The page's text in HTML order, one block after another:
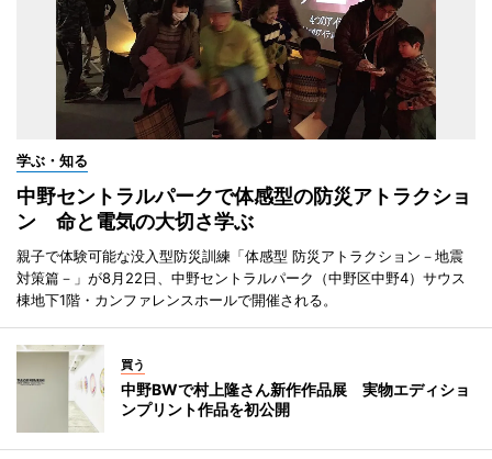
学ぶ・知る
中野セントラルパークで体感型の防災アトラクショ
ン 命と電気の大切さ学ぶ
親子で体験可能な没入型防災訓練「体感型 防災アトラクション－地震
対策篇－」が8月22日、中野セントラルパーク（中野区中野4）サウス
棟地下1階・カンファレンスホールで開催される。
買う
中野BWで村上隆さん新作作品展 実物エディショ
ンプリント作品を初公開